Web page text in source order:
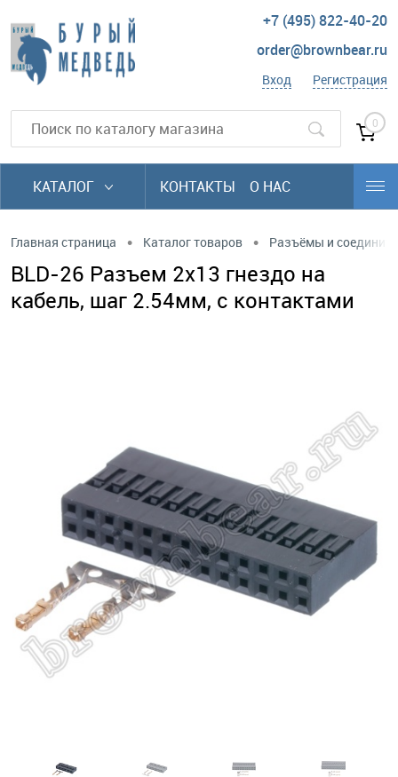
+7 (495) 822-40-20
order@brownbear.ru
Вход Регистрация
0
КАТАЛОГ КОНТАКТЫ О НАС
Главная страница • Каталог товаров • Разъёмы и
BLD-26 Разъем 2х13 гнездо на
кабель, шаг 2.54мм, с контактами